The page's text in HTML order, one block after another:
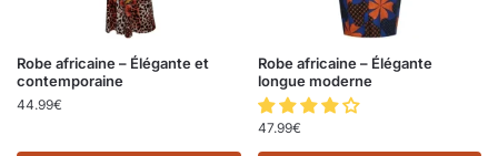
Robe africaine – Élégante et
contemporaine
44.99€
Robe africaine – Élégante
longue moderne
47.99€